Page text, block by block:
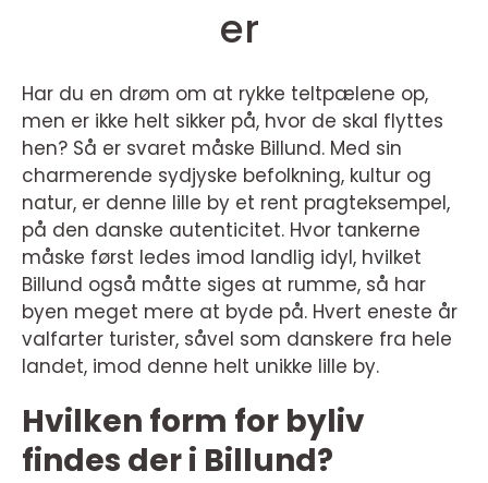
er
Har du en drøm om at rykke teltpælene op,
men er ikke helt sikker på, hvor de skal flyttes
hen? Så er svaret måske Billund. Med sin
charmerende sydjyske befolkning, kultur og
natur, er denne lille by et rent pragteksempel,
på den danske autenticitet. Hvor tankerne
måske først ledes imod landlig idyl, hvilket
Billund også måtte siges at rumme, så har
byen meget mere at byde på. Hvert eneste år
valfarter turister, såvel som danskere fra hele
landet, imod denne helt unikke lille by.
Hvilken form for byliv
findes der i Billund?